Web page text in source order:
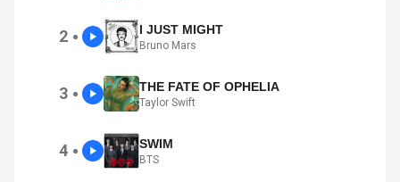
2 ● I JUST MIGHT
Bruno Mars
3 ● THE FATE OF OPHELIA
Taylor Swift
4 ● SWIM
BTS